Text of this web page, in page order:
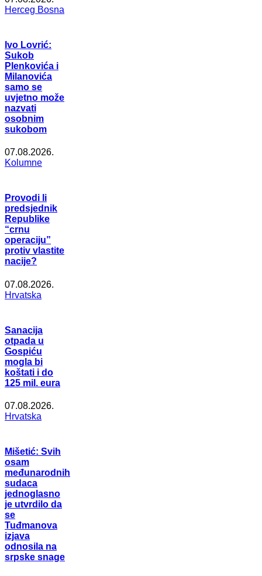
Herceg Bosna
Ivo Lovrić:
Sukob
Plenkovića i
Milanovića
samo se
uvjetno može
nazvati
osobnim
sukobom
07.08.2026.
Kolumne
Provodi li
predsjednik
Republike
“crnu
operaciju”
protiv vlastite
nacije?
07.08.2026.
Hrvatska
Sanacija
otpada u
Gospiću
mogla bi
koštati i do
125 mil. eura
07.08.2026.
Hrvatska
Mišetić: Svih
osam
međunarodnih
sudaca
jednoglasno
je utvrdilo da
se
Tuđmanova
izjava
odnosila na
srpske snage